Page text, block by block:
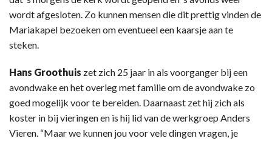
wordt afgesloten. Zo kunnen mensen die dit prettig vinden de
Mariakapel bezoeken om eventueel een kaarsje aan te
steken.
Hans Groothuis zet zich 25 jaar in als voorganger bij een
avondwake en het overleg met familie om de avondwake zo
goed mogelijk voor te bereiden. Daarnaast zet hij zich als
koster in bij vieringen en is hij lid van de werkgroep Anders
Vieren. “Maar we kunnen jou voor vele dingen vragen, je